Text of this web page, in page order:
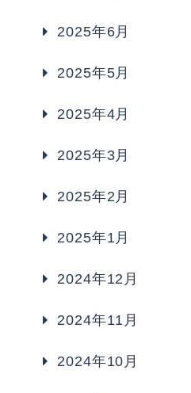
2025年6月
2025年5月
2025年4月
2025年3月
2025年2月
2025年1月
2024年12月
2024年11月
2024年10月